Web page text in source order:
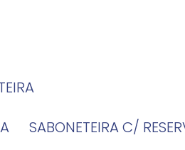
SABONETEIRA C/